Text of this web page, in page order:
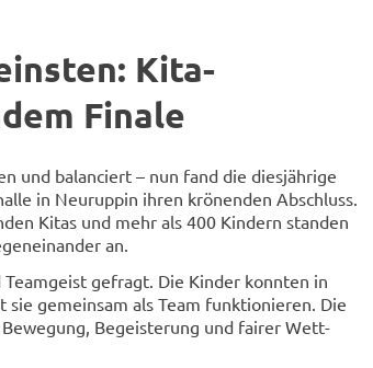
Kita-​
Fi­na­le
und ba­lan­ciert – nun fand die dies­jäh­ri­ge
in Neu­rup­pin ihren krö­nen­den Ab­schluss.
Kitas und mehr als 400 Kin­dern stan­den
an.
ge­fragt. Die Kin­der konn­ten in
ge­mein­sam als Team funk­tio­nie­ren. Die
Be­geis­te­rung und fai­rer Wett­